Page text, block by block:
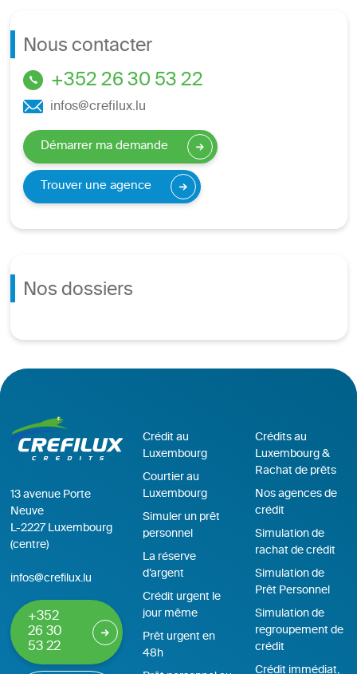
Nous contacter
+352 26 30 53 22
infos@crefilux.lu
Démarrer ma demande
Trouver une agence
Nos dossiers
13 avenue Porte
Neuve
L-2227 Luxembourg
(centre)
infos@crefilux.lu
+352
26 30
53 22
Crédit au
Luxembourg
Courtier au
Luxembourg
Simuler un prêt
personnel
La réserve
d’argent
Crédit urgent le
jour même
Prêt urgent en
48h
Crédits au
Luxembourg &
Rachat de prêts
Nos agences de
crédit
Simulation de
rachat de crédit
Simulation de
Prêt Personnel
Simulation de
regroupement de
crédit